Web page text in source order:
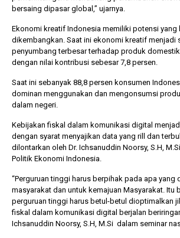
bersaing dipasar global,” ujarnya.
Ekonomi kreatif Indonesia memiliki potensi yang
dikembangkan. Saat ini ekonomi kreatif menjadi
penyumbang terbesar terhadap produk domestik
dengan nilai kontribusi sebesar 7,8 persen.
Saat ini sebanyak 88,8 persen konsumen
dominan menggunakan dan mengonsumsi
dalam negeri.
Kebijakan fiskal dalam komunikasi digital
dengan syarat menyajikan data yang rill dan
dilontarkan oleh Dr. Ichsanuddin Noorsy, S.H,
Politik Ekonomi Indonesia.
“Perguruan tinggi harus berpihak pada apa yang
masyarakat dan untuk kemajuan Masyarakat. Itu
perguruan tinggi harus betul-betul dioptimalkan
fiskal dalam komunikasi digital berjalan
Ichsanuddin Noorsy, S.H, M.Si dalam seminar